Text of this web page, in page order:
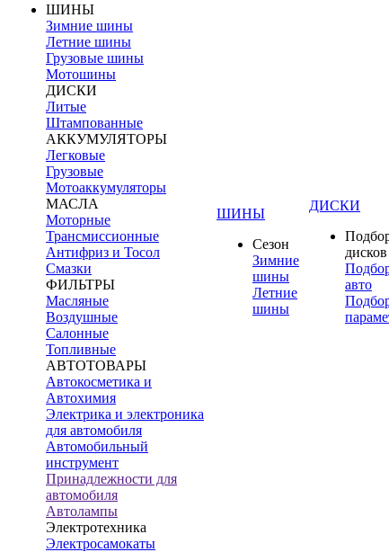
ШИНЫ
Зимние шины
Летние шины
Грузовые шины
Мотошины
ДИСКИ
Литые
Штампованные
АККУМУЛЯТОРЫ
Легковые
Грузовые
Мотоаккумуляторы
МАСЛА
Моторные
Трансмиссионные
Антифриз и Тосол
Смазки
ФИЛЬТРЫ
Масляные
Воздушные
Салонные
Топливные
АВТОТОВАРЫ
Автокосметика и
Автохимия
Электрика и электроника
для автомобиля
Автомобильный
инструмент
Принадлежности для
автомобиля
Автолампы
Электротехника
Электросамокаты
ШИНЫ
Сезон
Зимние
шины
Летние
шины
ДИСКИ
дисков
авто